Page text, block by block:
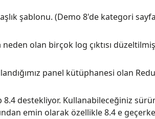
şablonu. (Demo 8'de kategori
neden olan birçok log çıktısı
panel kütüphanesi olan
8.4 destekliyor. Kullanabileceğiniz
emin olarak özellikle 8.4 e